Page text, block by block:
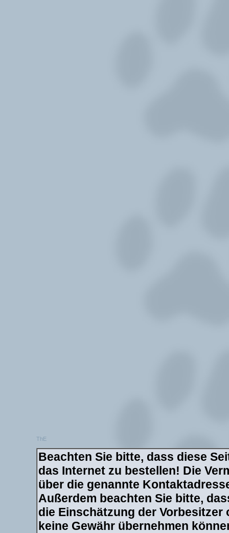
ThE
Beachten Sie bitte, dass diese
das Internet zu bestellen! Die
über die genannte
Außerdem beachten Sie bitte,
die Einschätzung der
keine Gewähr übernehmen